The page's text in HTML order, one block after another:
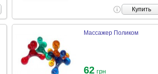
Купить
Массажер Поликом
62 грн